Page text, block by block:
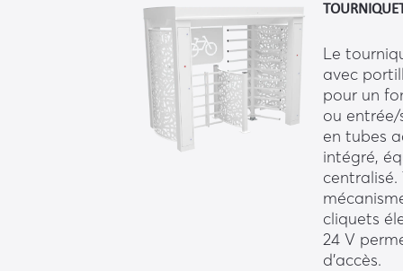
Le
avec
pour un
ou
en tubes
intégré,
cliquets
24 V
d’accès.